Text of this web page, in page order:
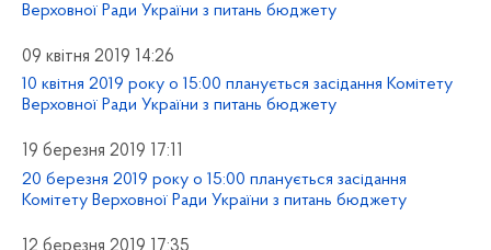
Верховної Ради України з питань бюджету
09 квітня 2019 14:26
10 квітня 2019 року о 15:00 планується засідання Комітету
Верховної Ради України з питань бюджету
19 березня 2019 17:11
20 березня 2019 року о 15:00 планується засідання
Комітету Верховної Ради України з питань бюджету